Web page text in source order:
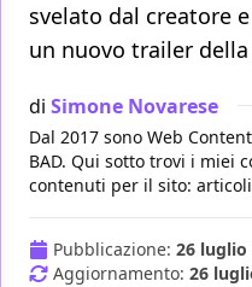
svelato dal creatore
un nuovo trailer
di Simone Novarese
Dal 2017 sono Web
BAD. Qui sotto trovi i miei
contenuti per il sito:
Pubblicazione: 26 luglio
Aggiornamento: 26